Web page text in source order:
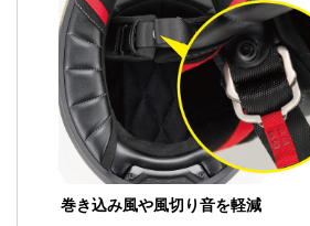
巻き込み風や風切り音を軽減